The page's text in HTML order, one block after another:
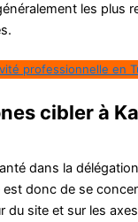
les plus
professionnelle en
cibler à
dans la
est donc de se
du site et sur les